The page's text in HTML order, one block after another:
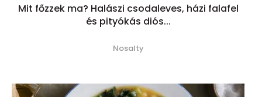
Mit főzzek ma? Halászi csodaleves, házi falafel
és pityókás diós...
Nosalty